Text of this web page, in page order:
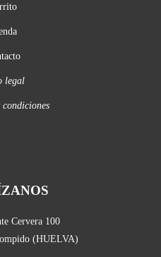
legal
condiciones
Cervera 100
(HUELVA)